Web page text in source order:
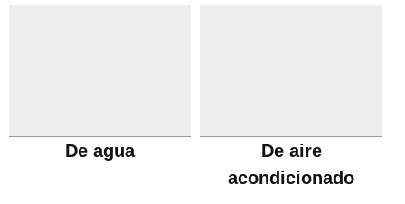
De agua
De aire
acondicionado